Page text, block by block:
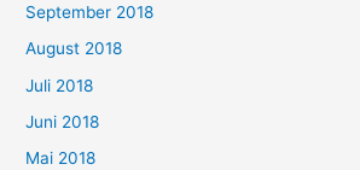
September 2018
August 2018
Juli 2018
Juni 2018
Mai 2018